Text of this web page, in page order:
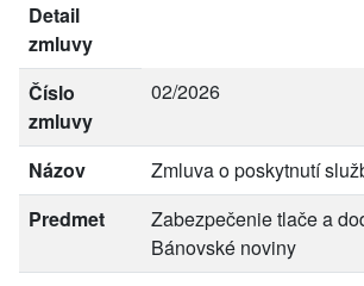
Detail
zmluvy
Číslo
zmluvy
02/2026
Názov
Zmluva o poskytnutí
Predmet
Zabezpečenie tlače a
Bánovské noviny